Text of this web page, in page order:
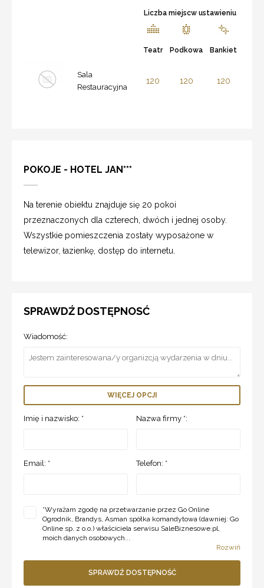
Liczba miejscw ustawieniu
Teatr Podkowa Bankiet
Sala
Restauracyjna
120 120 120
POKOJE - HOTEL JAN***
Na terenie obiektu znajduje się 20 pokoi
przeznaczonych dla czterech, dwóch i jednej osoby.
Wszystkie pomieszczenia zostały wyposażone w
telewizor, łazienkę, dostęp do internetu.
SPRAWDŹ DOSTĘPNOSĆ
Wiadomość:
WIĘCEJ OPCJI
Imię i nazwisko: * Nazwa firmy *:
Email: * Telefon: *
*Wyrażam zgodę na przetwarzanie przez Go Online
Ogrodnik, Brandys, Asman spółka komandytowa (dawniej: Go
Online sp. z o.o.) właściciela serwisu SaleBiznesowe.pl,
moich danych osobowych...
Rozwiń
SPRAWDŹ DOSTĘPNOŚĆ